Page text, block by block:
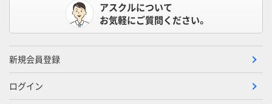
アスクルについて
お気軽にご質問ください。
新規会員登録
ログイン